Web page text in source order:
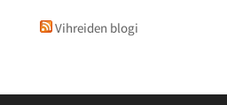
Vihreiden blogi